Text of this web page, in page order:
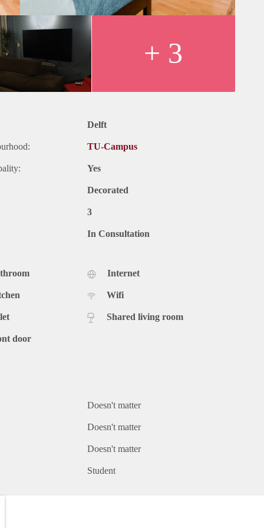
+ 3
Delft
TU-Campus
Yes
Decorated
3
In Consultation
door
Internet
Wifi
Shared living room
Doesn't matter
Doesn't matter
Doesn't matter
Student